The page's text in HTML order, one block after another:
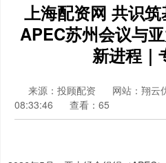
上海配资网 共识
APEC苏州会议与
新进程｜
来源：投顾配资 网站：翔云
08:33:46
查看：65